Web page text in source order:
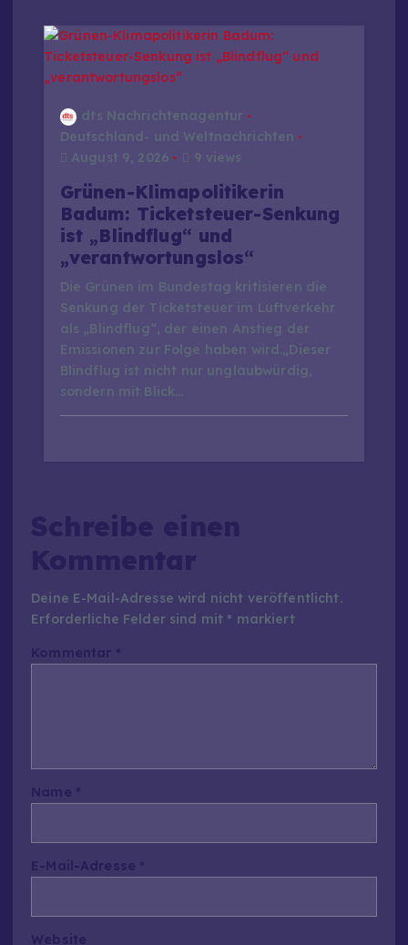
dts Nachrichtenagentur
Deutschland- und Weltnachrichten
August 9, 2026
9 views
Grünen-Klimapolitikerin
Badum: Ticketsteuer-Senkung
ist „Blindflug“ und
„verantwortungslos“
Die Grünen im Bundestag kritisieren die
Senkung der Ticketsteuer im Luftverkehr
als „Blindflug“, der einen Anstieg der
Emissionen zur Folge haben wird.„Dieser
Blindflug ist nicht nur unglaubwürdig,
sondern mit Blick…
Deine E-Mail-Adresse wird nicht veröffentlicht.
Erforderliche Felder sind mit * markiert